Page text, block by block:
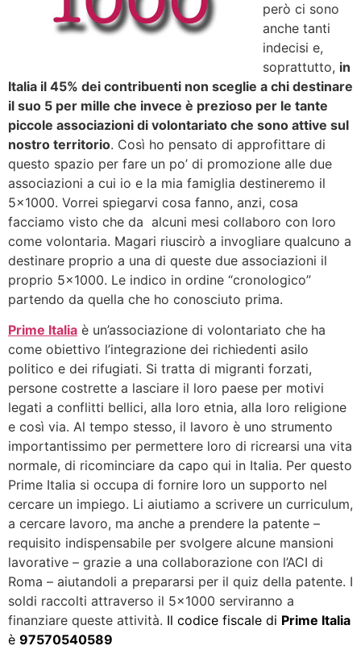
però ci sono
anche tanti
indecisi e,
soprattutto, in
Italia il 45% dei contribuenti non sceglie a chi destinare
il suo 5 per mille che invece è prezioso per le tante
piccole associazioni di volontariato che sono attive sul
nostro territorio. Così ho pensato di approfittare di
questo spazio per fare un po’ di promozione alle due
associazioni a cui io e la mia famiglia destineremo il
5×1000. Vorrei spiegarvi cosa fanno, anzi, cosa
facciamo visto che da alcuni mesi collaboro con loro
come volontaria. Magari riuscirò a invogliare qualcuno a
destinare proprio a una di queste due associazioni il
proprio 5×1000. Le indico in ordine “cronologico”
partendo da quella che ho conosciuto prima.
Prime Italia è un’associazione di volontariato che ha
come obiettivo l’integrazione dei richiedenti asilo
politico e dei rifugiati. Si tratta di migranti forzati,
persone costrette a lasciare il loro paese per motivi
legati a conflitti bellici, alla loro etnia, alla loro religione
e così via. Al tempo stesso, il lavoro è uno strumento
importantissimo per permettere loro di ricrearsi una vita
normale, di ricominciare da capo qui in Italia. Per questo
Prime Italia si occupa di fornire loro un supporto nel
cercare un impiego. Li aiutiamo a scrivere un curriculum,
a cercare lavoro, ma anche a prendere la patente –
requisito indispensabile per svolgere alcune mansioni
lavorative – grazie a una collaborazione con l’ACI di
Roma – aiutandoli a prepararsi per il quiz della patente. I
soldi raccolti attraverso il 5×1000 serviranno a
finanziare queste attività. Il codice fiscale di Prime Italia
è 97570540589